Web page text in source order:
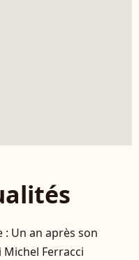
: Un an après son
Ferracci